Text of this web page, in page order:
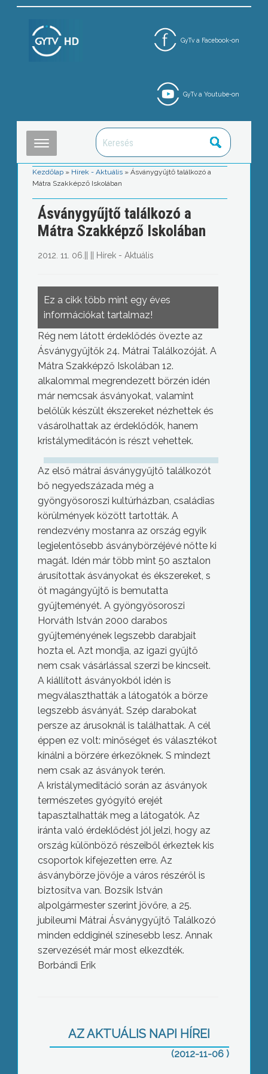
GyTv a Facebook-on
GyTv a Youtube-on
Kezdőlap » Hírek - Aktuális »Ásványgyűjtő találkozó a
Mátra Szakképző Iskolában
Ásványgyűjtő találkozó a
Mátra Szakképző Iskolában
2012. 11. 06. Hírek - Aktuális
Ez a cikk több mint egy éves
információkat tartalmaz!
Rég nem látott érdeklődés övezte az
Ásványgyűjtők 24. Mátrai Találkozóját. A
Mátra Szakképző Iskolában 12.
alkalommal megrendezett börzén idén
már nemcsak ásványokat, valamint
belőlük készült ékszereket nézhettek és
vásárolhattak az érdeklődők, hanem
kristálymeditácón is részt vehettek.
Az első mátrai ásványgyűjtő találkozót
bő negyedszázada még a
gyöngyösoroszi kultúrházban, családias
körülmények között tartották. A
rendezvény mostanra az ország egyik
legjelentősebb ásványbörzéjévé nőtte ki
magát. Idén már több mint 50 asztalon
árusítottak ásványokat és ékszereket, s
öt magángyűjtő is bemutatta
gyűjteményét. A gyöngyösoroszi
Horváth István 2000 darabos
gyűjteményének legszebb darabjait
hozta el. Azt mondja, az igazi gyűjtő
nem csak vásárlással szerzi be kincseit.
A kiállított ásványokból idén is
megválaszthatták a látogatók a börze
legszebb ásványát. Szép darabokat
persze az árusoknál is találhattak. A cél
éppen ez volt: minőséget és választékot
kínálni a börzére érkezőknek. S mindezt
nem csak az ásványok terén.
A kristálymeditáció során az ásványok
természetes gyógyító erejét
tapasztalhatták meg a látogatók. Az
iránta való érdeklődést jól jelzi, hogy az
ország különböző részeiből érkeztek kis
csoportok kifejezetten erre. Az
ásványbörze jövője a város részéről is
biztosítva van. Bozsik István
alpolgármester szerint jövőre, a 25.
jubileumi Mátrai Ásványgyűjtő Találkozó
minden eddiginél színesebb lesz. Annak
szervezését már most elkezdték.
Borbándi Erik
AZ AKTUÁLIS NAPI HÍREI
(2012-11-06 )